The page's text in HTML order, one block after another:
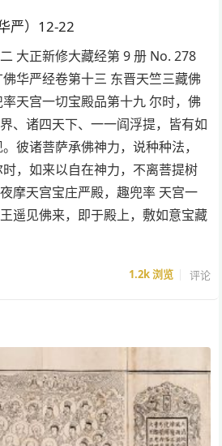
严）12-22
大正新修大藏经第 9 册 No. 278
华严经卷第十三 东晋天竺三藏佛
天宫一切宝殿品第十九 尔时，佛
、诸四天下、一一阎浮提，皆有如
彼诸菩萨承佛神力，说种种法，
，如来以自在神力，不离菩提树
摩天宫宝庄严殿，趣兜率 天宫一
遥见佛来，即于殿上，敷如意宝藏
1.2k浏览 评论